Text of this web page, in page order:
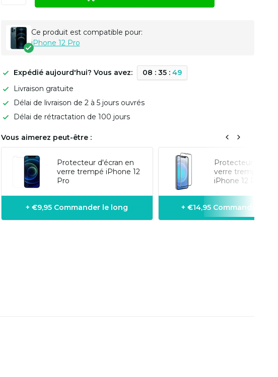
Ce produit est compatible pour:
iPhone 12 Pro
Expédié aujourd'hui? Vous avez: 08 : 35: 48
Livraison gratuite
Délai de livraison de 2 à 5 jours ouvrés
Délai de rétractation de 100 jours
Vous aimerez peut-être :
Protecteur d'écran en
verre trempé iPhone 12
Pro
+ €9,95 Commander le long
Protecteur
verre trempé (3D)
iPhone 12 Pro
+ €14,95 Commander le